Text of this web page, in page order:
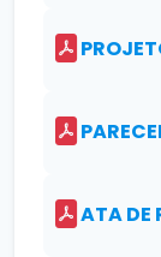
ATA DE